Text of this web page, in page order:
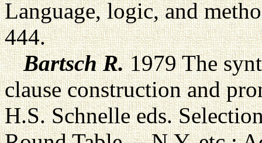
Language, logic, and
444.
Bartsch R.1979 The
clause construction and
H.S. Schnelle eds.